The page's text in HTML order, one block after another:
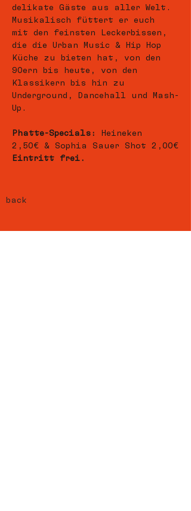
delikate Gäste aus aller Welt.
Musikalisch füttert er euch
mit den feinsten Leckerbissen,
die die Urban Music & Hip Hop
Küche zu bieten hat, von den
90ern bis heute, von den
Klassikern bis hin zu
Underground, Dancehall und Mash-
Up.
Phatte-Specials:
Heineken
2,50€ & Sophia Sauer Shot 2,00€
Eintritt frei.
back